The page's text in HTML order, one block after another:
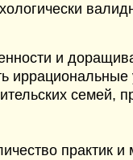
и
иррациональные
семей,
практик и